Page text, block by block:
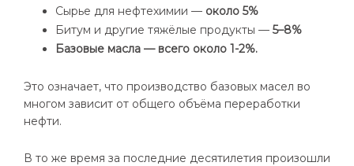
Сырье для нефтехимии — около 5%
Битум и другие тяжёлые продукты — 5–8%
Базовые масла — всего около 1-2%.
Это означает, что производство базовых масел во
многом зависит от общего объёма переработки
нефти.
В то же время за последние десятилетия произошли